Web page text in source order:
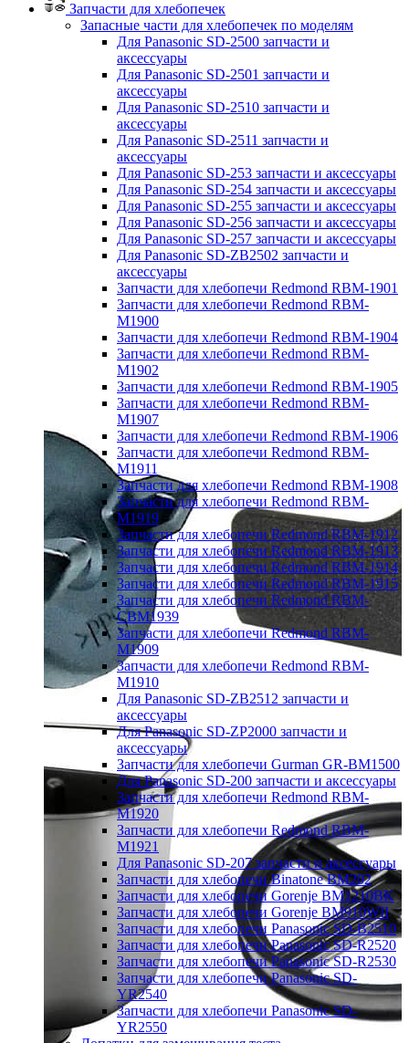
Запчасти для хлебопечек
Запасные части для хлебопечек по моделям
Для Panasonic SD-2500 запчасти и
аксессуары
Для Panasonic SD-2501 запчасти и
аксессуары
Для Panasonic SD-2510 запчасти и
аксессуары
Для Panasonic SD-2511 запчасти и
аксессуары
Для Panasonic SD-253 запчасти и аксессуары
Для Panasonic SD-254 запчасти и аксессуары
Для Panasonic SD-255 запчасти и аксессуары
Для Panasonic SD-256 запчасти и аксессуары
Для Panasonic SD-257 запчасти и аксессуары
Для Panasonic SD-ZB2502 запчасти и
аксессуары
Запчасти для хлебопечи Redmond RBM-1901
Запчасти для хлебопечи Redmond RBM-
M1900
Запчасти для хлебопечи Redmond RBM-1904
Запчасти для хлебопечи Redmond RBM-
M1902
Запчасти для хлебопечи Redmond RBM-1905
Запчасти для хлебопечи Redmond RBM-
M1907
Запчасти для хлебопечи Redmond RBM-1906
Запчасти для хлебопечи Redmond RBM-
M1911
Запчасти для хлебопечи Redmond RBM-1908
Запчасти для хлебопечи Redmond RBM-
M1919
Запчасти для хлебопечи Redmond RBM-1912
Запчасти для хлебопечи Redmond RBM-1913
Запчасти для хлебопечи Redmond RBM-1914
Запчасти для хлебопечи Redmond RBM-1915
Запчасти для хлебопечи Redmond RBM-
CBM1939
Запчасти для хлебопечи Redmond RBM-
M1909
Запчасти для хлебопечи Redmond RBM-
M1910
Для Panasonic SD-ZB2512 запчасти и
аксессуары
Для Panasonic SD-ZP2000 запчасти и
аксессуары
Запчасти для хлебопечи Gurman GR-BM1500
Для Panasonic SD-200 запчасти и аксессуары
Запчасти для хлебопечи Redmond RBM-
M1920
Запчасти для хлебопечи Redmond RBM-
M1921
Для Panasonic SD-207 запчасти и аксессуары
Запчасти для хлебопечи Binatone BM202
Запчасти для хлебопечи Gorenje BM1210BK
Запчасти для хлебопечи Gorenje BM910WII
Запчасти для хлебопечи Panasonic SD-B2510
Запчасти для хлебопечи Panasonic SD-R2520
Запчасти для хлебопечи Panasonic SD-R2530
Запчасти для хлебопечи Panasonic SD-
YR2540
Запчасти для хлебопечи Panasonic SD-
YR2550